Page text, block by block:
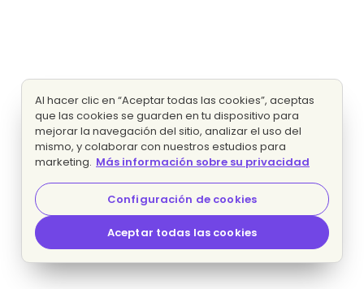
Al hacer clic en “Aceptar todas las cookies”, aceptas
que las cookies se guarden en tu dispositivo para
mejorar la navegación del sitio, analizar el uso del
mismo, y colaborar con nuestros estudios para
marketing. Más información sobre su privacidad
Configuración de cookies
Aceptar todas las cookies